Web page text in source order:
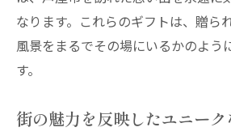
クラフトショップで見つける
贈り物
職人技が光る一品物の贈り
なります。これらのギフトは、贈ら
風景をまるでその場にいるかのよう
す。
街の魅力を反映したユニー